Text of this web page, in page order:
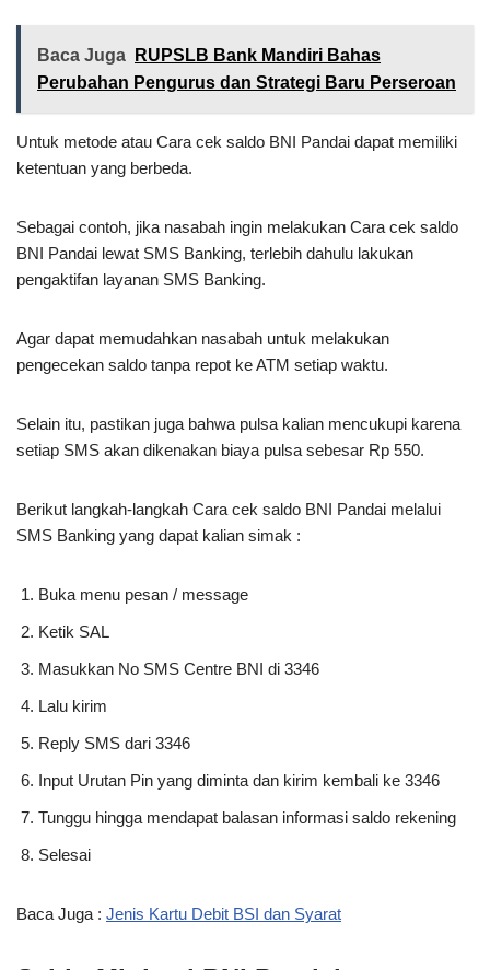
Baca Juga
RUPSLB Bank Mandiri Bahas
Perubahan Pengurus dan Strategi Baru Perseroan
Untuk metode atau Cara cek saldo BNI Pandai dapat memiliki
ketentuan yang berbeda.
Sebagai contoh, jika nasabah ingin melakukan Cara cek saldo
BNI Pandai lewat SMS Banking, terlebih dahulu lakukan
pengaktifan layanan SMS Banking.
Agar dapat memudahkan nasabah untuk melakukan
pengecekan saldo tanpa repot ke ATM setiap waktu.
Selain itu, pastikan juga bahwa pulsa kalian mencukupi karena
setiap SMS akan dikenakan biaya pulsa sebesar Rp 550.
Berikut langkah-langkah Cara cek saldo BNI Pandai melalui
SMS Banking yang dapat kalian simak :
Buka menu pesan / message
Ketik SAL
Masukkan No SMS Centre BNI di 3346
Lalu kirim
Reply SMS dari 3346
Input Urutan Pin yang diminta dan kirim kembali ke 3346
Tunggu hingga mendapat balasan informasi saldo rekening
Selesai
Baca Juga : Jenis Kartu Debit BSI dan Syarat